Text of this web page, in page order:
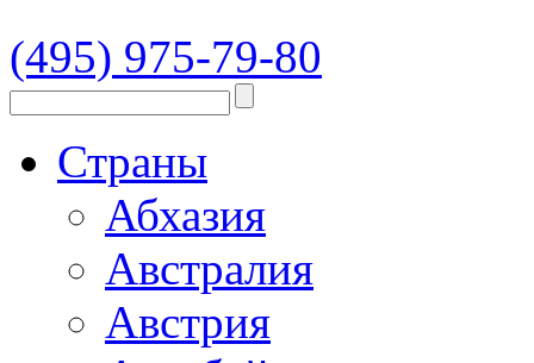
(495) 975-79-80
Страны
Абхазия
Австралия
Австрия